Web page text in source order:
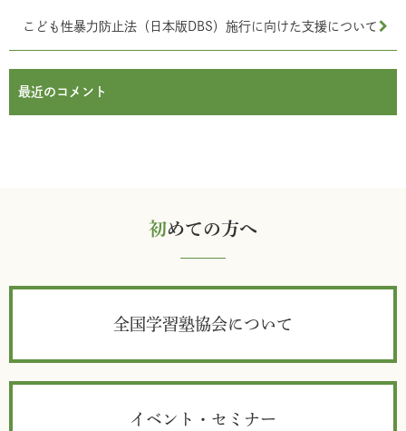
こども性暴力防止法（日本版DBS）施行に向けた支援について
最近のコメント
初めての方へ
全国学習塾協会について
イベント・セミナー